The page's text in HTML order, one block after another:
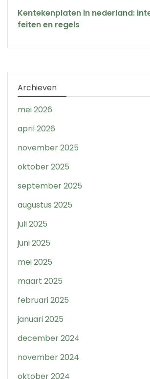
Kentekenplaten in nederland:
feiten en regels
Archieven
mei 2026
april 2026
november 2025
oktober 2025
september 2025
augustus 2025
juli 2025
juni 2025
mei 2025
maart 2025
februari 2025
januari 2025
december 2024
november 2024
oktober 2024